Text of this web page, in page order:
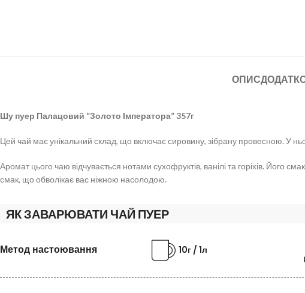
ОПИС
Шу пуер Палацовий “Золото Імператора” 357г
Цей чай має унікальний склад, що включає сировину, зібрану провесною. У
Аромат цього чаю відчувається нотами сухофруктів, ванілі та горіхів. Його
смак, що обволікає вас ніжною насолодою.
ЯК ЗАВАРЮВАТИ ЧАЙ ПУЕР
Метод настоювання 10г / 1л